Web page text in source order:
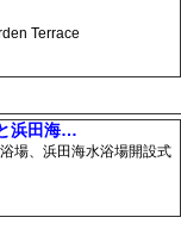
Terrace
浜田海…
場、浜田海水浴場開設式